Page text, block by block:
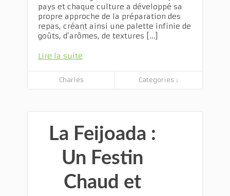
pays et chaque culture a développé sa
propre approche de la préparation des
repas, créant ainsi une palette infinie de
goûts, d’arômes, de textures […]
Lire la suite
Charles Categories ↓
La Feijoada :
Un Festin
Chaud et